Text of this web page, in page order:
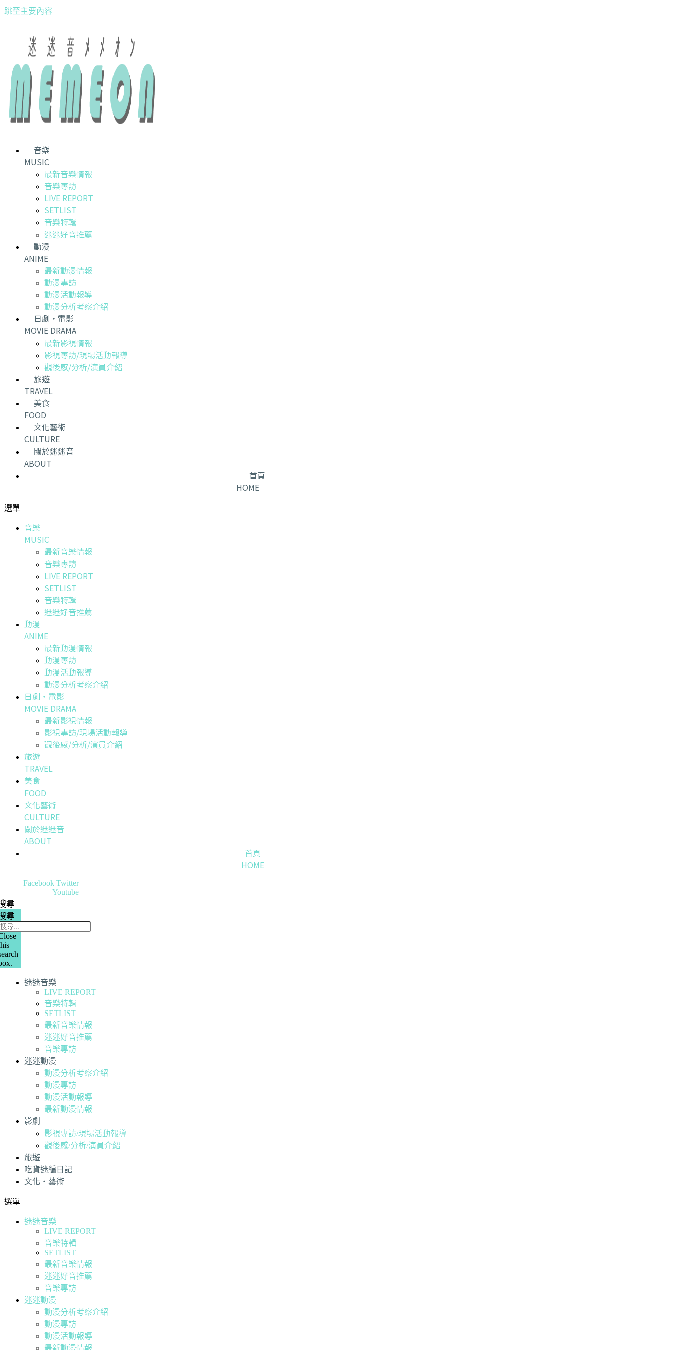
跳至主要內容
音樂
MUSIC
最新音樂情報
音樂專訪
LIVE REPORT
SETLIST
音樂特輯
迷迷好音推薦
動漫
ANIME
最新動漫情報
動漫專訪
動漫活動報導
動漫分析考察介紹
日劇・電影
MOVIE DRAMA
最新影視情報
影視專訪/現場活動報導
觀後感/分析/演員介紹
旅遊
TRAVEL
美食
FOOD
文化藝術
CULTURE
關於迷迷音
ABOUT
首頁
HOME
選單
音樂
MUSIC
最新音樂情報
音樂專訪
LIVE REPORT
SETLIST
音樂特輯
迷迷好音推薦
動漫
ANIME
最新動漫情報
動漫專訪
動漫活動報導
動漫分析考察介紹
日劇・電影
MOVIE DRAMA
最新影視情報
影視專訪/現場活動報導
觀後感/分析/演員介紹
旅遊
TRAVEL
美食
FOOD
文化藝術
CULTURE
關於迷迷音
ABOUT
首頁
HOME
Facebook Twitter
Youtube
尋
尋
迷迷音樂
LIVE REPORT
音樂特輯
SETLIST
最新音樂情報
迷迷好音推薦
音樂專訪
迷迷動漫
動漫分析考察介紹
動漫專訪
動漫活動報導
最新動漫情報
影劇
影視專訪/現場活動報導
觀後感/分析/演員介紹
旅遊
吃貨迷編日記
文化・藝術
選單
迷迷音樂
LIVE REPORT
音樂特輯
SETLIST
最新音樂情報
迷迷好音推薦
音樂專訪
迷迷動漫
動漫分析考察介紹
動漫專訪
動漫活動報導
最新動漫情報